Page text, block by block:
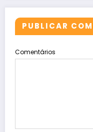
PUBLICAR
Comentários